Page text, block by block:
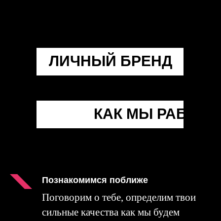
ЛИЧНЫЙ БРЕНД
Для профессиональных
успешных в своем деле.
КАК МЫ
Познакомимся поближе
Поговорим о тебе, определим твои
сильные качества как мы будем